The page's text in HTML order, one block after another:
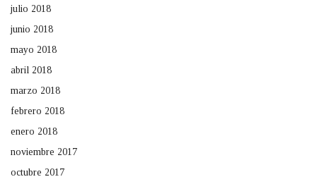
julio 2018
junio 2018
mayo 2018
abril 2018
marzo 2018
febrero 2018
enero 2018
noviembre 2017
octubre 2017